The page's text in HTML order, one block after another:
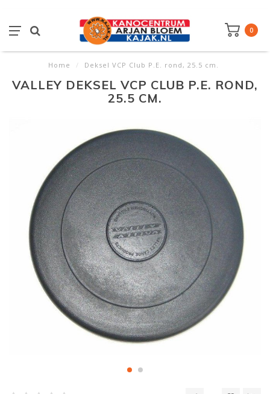
0
Home / Deksel VCP Club P.E. rond, 25.5 cm.
VALLEY DEKSEL VCP CLUB P.E. ROND,
25.5 CM.